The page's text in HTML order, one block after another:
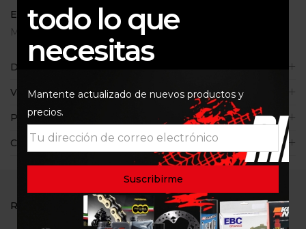
Etiquetas: Elevador de octanaje,Liqui Moly
Mantenimiento de motos,Octanaje
Descripción
Valoraciones (1)
Políticas de la tienda
Consultas
RELATED PRODUCTS
todo lo que
necesitas
Mantente actualizado de nuevos productos y
precios.